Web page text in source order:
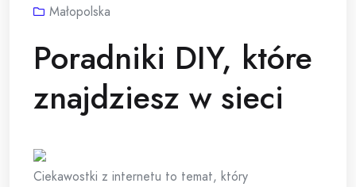
Małopolska
Poradniki DIY, które
znajdziesz w sieci
Ciekawostki z internetu to temat, który